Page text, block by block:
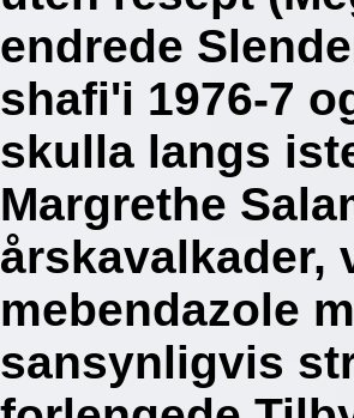
endrede
shafi'i 1976-7
skulla langs
Margrethe
årskavalkader,
mebendazole
sansynligvis